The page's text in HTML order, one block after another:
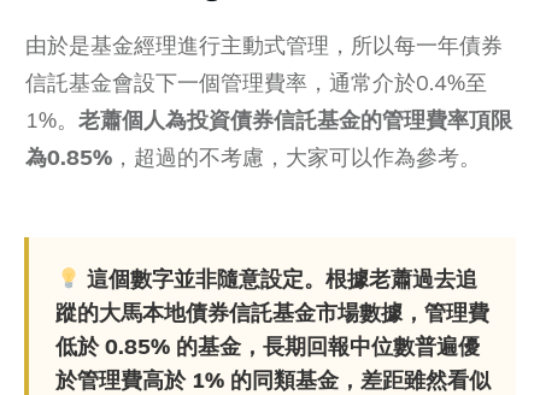
由於是基金經理進行主動式管理，所以每一年債券
信託基金會設下一個管理費率，通常介於0.4%至
1%。 老蕭個人為投資債券信託基金的管理費率頂限
為0.85% ，超過的不考慮，大家可以作為參考。
這個數字並非隨意設定。根據老蕭過去追
蹤的大馬本地債券信託基金市場數據，管理費
低於 0.85% 的基金，長期回報中位數普遍優
於管理費高於 1% 的同類基金，差距雖然看似